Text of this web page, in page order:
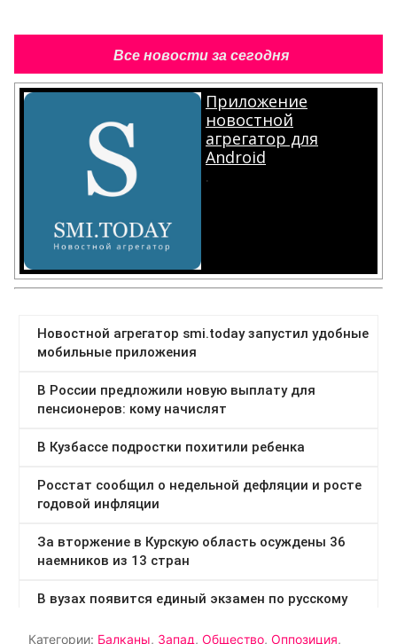
Все новости за сегодня
Приложение
новостной
агрегатор для
Android
.
Категории: Балканы, Запад, Общество, Оппозиция,